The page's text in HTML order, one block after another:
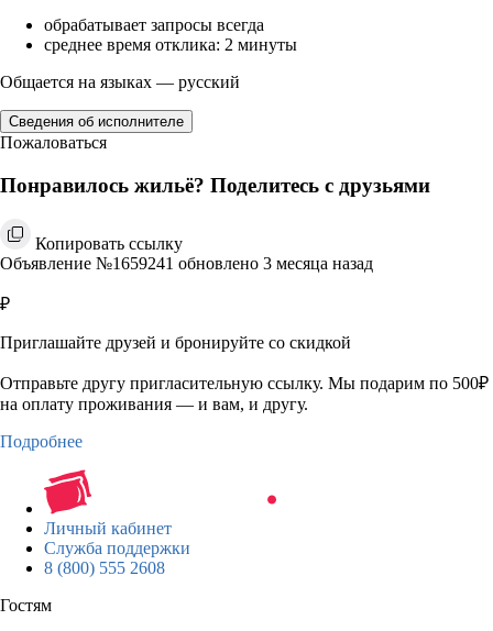
обрабатывает запросы всегда
среднее время отклика: 2 минуты
Общается на языках — русский
Сведения об исполнителе
Пожаловаться
Понравилось жильё? Поделитесь с друзьями
Копировать ссылку
Объявление №1659241 обновлено 3 месяца назад
₽
Приглашайте друзей и бронируйте со скидкой
Отправьте другу пригласительную ссылку. Мы подарим по 500₽
на оплату проживания — и вам, и другу.
Подробнее
Личный кабинет
Служба поддержки
8 (800) 555 2608
Гостям